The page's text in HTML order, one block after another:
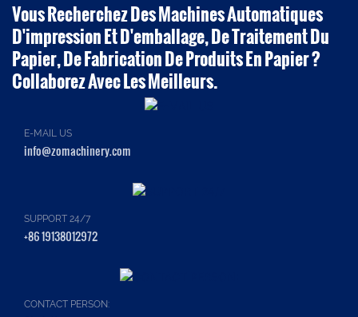
Vous Recherchez Des Machines Automatiques
D'impression Et D'emballage, De Traitement Du
Papier, De Fabrication De Produits En Papier ?
Collaborez Avec Les Meilleurs.
E-MAIL US
info@zomachinery.com
SUPPORT 24/7
+86 19138012972
CONTACT PERSON: